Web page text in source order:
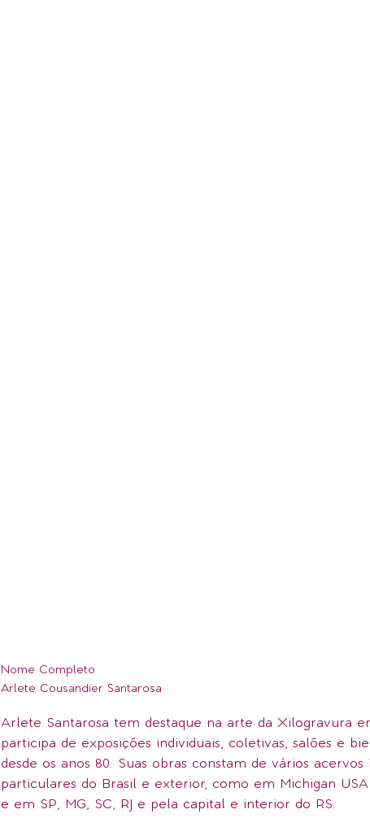
Nome Completo
Arlete Cousandier Santarosa
Arlete Santarosa tem destaque na arte da Xilogravura
participa de exposições individuais, coletivas, salões e
desde os anos 80. Suas obras constam de vários acervos
particulares do Brasil e exterior, como em Michigan
e em SP, MG, SC, RJ e pela capital e interior do RS.